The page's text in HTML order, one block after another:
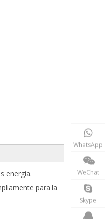
energía.
para la
WhatsApp
WeChat
Skype